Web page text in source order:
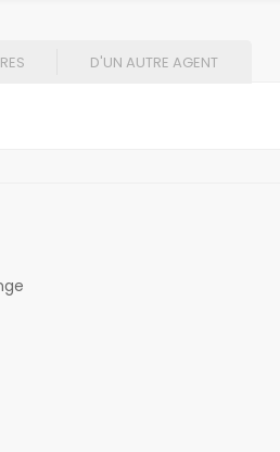
D'UN AUTRE AGENT